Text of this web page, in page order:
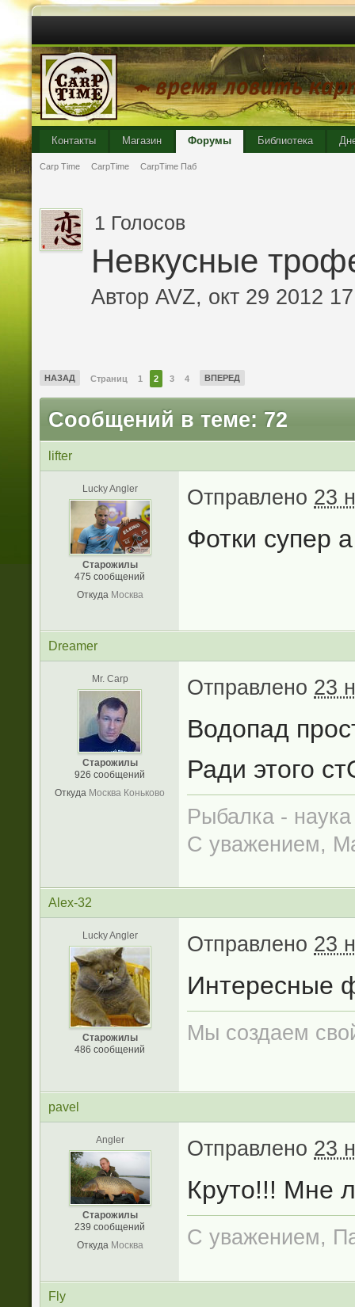
Контакты Магазин Форумы Библиотека
Carp Time CarpTime CarpTime Паб
1 Голосов
Невкусные
Автор AVZ, окт 29 2012
НАЗАД Страниц 1 2 3 4 ВПЕРЕД
Сообщений в теме: 72
lifter
Lucky Angler
Старожилы
475 сообщений
Откуда Москва
Отправлено 23
Фотки супер
Dreamer
Mr. Carp
Старожилы
926 сообщений
Откуда Москва Коньково
Отправлено 23
Водопад
Ради этого
Рыбалка - наука
С уважением,
Alex-32
Lucky Angler
Старожилы
486 сообщений
Отправлено 23
Интересные
Мы создаем
рavel
Angler
Старожилы
239 сообщений
Откуда Москва
Отправлено 23
Круто!!! Мне
С уважением,
Fly